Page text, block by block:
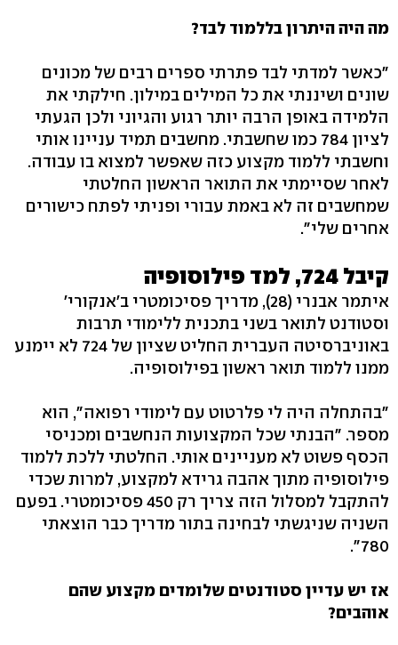
מה היה היתרון בללמוד לבד?
"כאשר למדתי לבד פתרתי ספרים רבים של מכונים
שונים ושיננתי את כל המילים במילון. חילקתי את
הלמידה באופן הרבה יותר רגוע והגיוני ולכן הגעתי
לציון 784 כמו שחשבתי. מחשבים תמיד עניינו אותי
וחשבתי ללמוד מקצוע כזה שאפשר למצוא בו עבודה.
לאחר שסיימתי את התואר הראשון החלטתי
שמחשבים זה לא באמת עבורי ופניתי לפתח כישורים
אחרים שלי".
קיבל 724, למד פילוסופיה
איתמר אבנרי (28), מדריך פסיכומטרי ב'אנקורי'
וסטודנט לתואר בשני בתכנית ללימודי תרבות
באוניברסיטה העברית החליט שציון של 724 לא יימנע
ממנו ללמוד תואר ראשון בפילוסופיה.
"בהתחלה היה לי פלרטוט עם לימודי רפואה", הוא
מספר. "הבנתי שכל המקצועות הנחשבים ומכניסי
הכסף פשוט לא מעניינים אותי. החלטתי ללכת ללמוד
פילוסופיה מתוך אהבה גרידא למקצוע, למרות שכדי
להתקבל למסלול הזה צריך רק 450 פסיכומטרי. בפעם
השניה שניגשתי לבחינה בתור מדריך כבר הוצאתי
780".
אז יש עדיין סטודנטים שלומדים מקצוע שהם
אוהבים?